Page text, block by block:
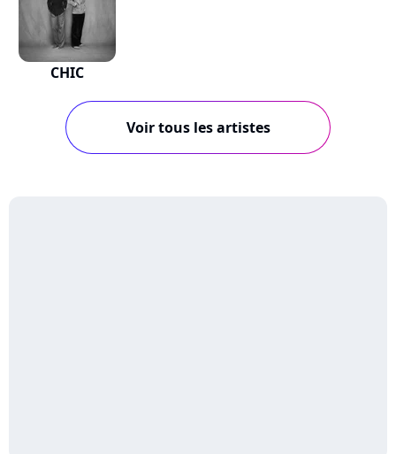
CHIC
Voir tous les artistes